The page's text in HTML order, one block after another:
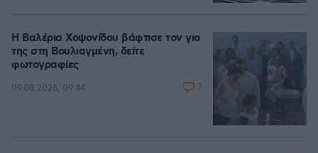
Η Βαλέρια Χοψονίδου βάφτισε τον γιο
της στη Βουλιαγμένη, δείτε
φωτογραφίες
09.08.2026, 09:44 7